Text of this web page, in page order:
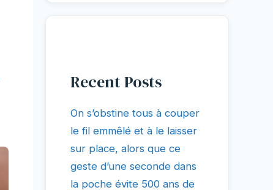
Recent Posts
On s’obstine tous à couper
le fil emmêlé et à le laisser
sur place, alors que ce
geste d’une seconde dans
la poche évite 500 ans de